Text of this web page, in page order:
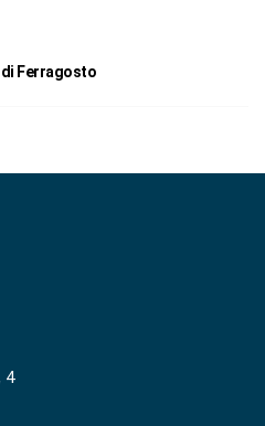
Ferragosto
4